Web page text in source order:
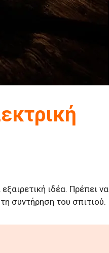
ιδέα. Πρέπει να
συντήρηση του σπιτιού.